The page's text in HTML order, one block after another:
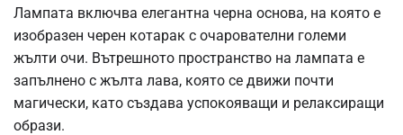
Лампата включва елегантна черна основа, на която е
изобразен черен котарак с очарователни големи
жълти очи. Вътрешното пространство на лампата е
запълнено с жълта лава, която се движи почти
магически, като създава успокояващи и релаксиращи
образи.